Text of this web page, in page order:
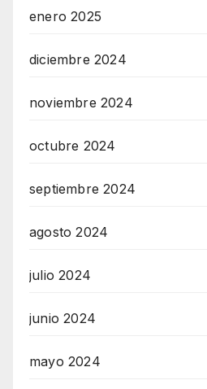
enero 2025
diciembre 2024
noviembre 2024
octubre 2024
septiembre 2024
agosto 2024
julio 2024
junio 2024
mayo 2024